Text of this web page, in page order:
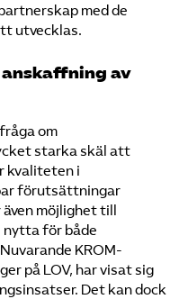
med de
utvecklas.
av
om
starka skäl att
kvaliteten i
förutsättningar
möjlighet till
för både
KROM-
på LOV, har visat sig
Det kan dock